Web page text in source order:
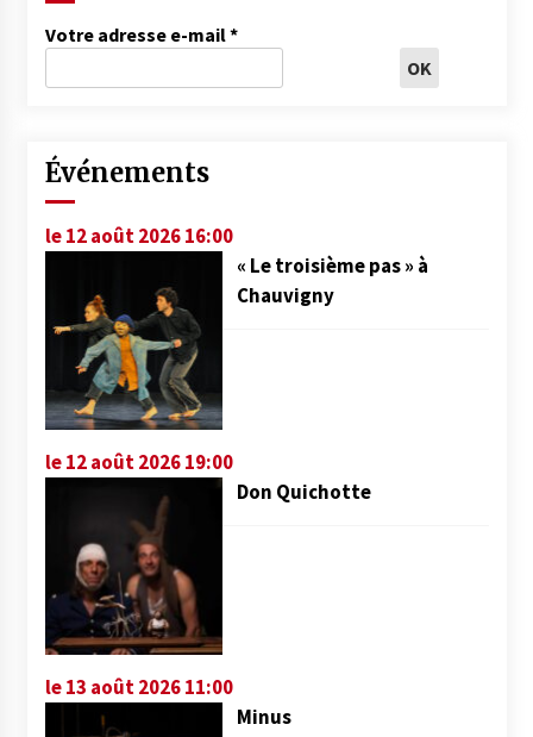
Votre adresse e-mail*
Événements
le 12 août 2026 16:00
« Le troisième pas » à
Chauvigny
le 12 août 2026 19:00
Don Quichotte
le 13 août 2026 11:00
Minus